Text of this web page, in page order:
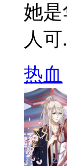
她
人可
热血